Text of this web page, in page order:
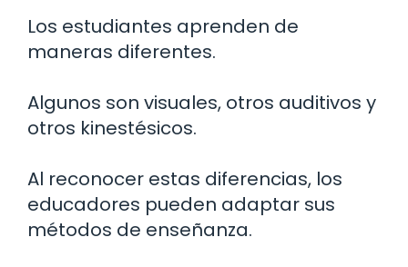
Los estudiantes aprenden de
maneras diferentes.
Algunos son visuales, otros auditivos y
otros kinestésicos.
Al reconocer estas diferencias, los
educadores pueden adaptar sus
métodos de enseñanza.